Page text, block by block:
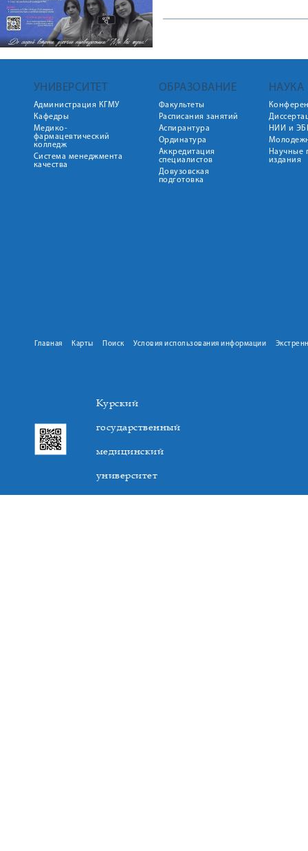
УНИВЕРСИТЕТ
Администрация КГМУ
Кафедры
Медико-
фармацевтический
колледж
Система менеджмента
качества
ОБРАЗОВАНИЕ
Факультеты
Расписания занятий
Аспирантура
Ординатура
Аккредитация
специалистов
Довузовская
подготовка
НАУКА
НИИ и
Научные
издания
Главная Карты Поиск Условия использования информации
Курский
государственный
медицинский
университет